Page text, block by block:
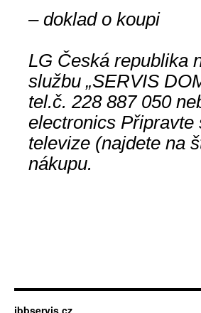
– doklad o koupi
LG Česká republika
službu „SERVIS
tel.č. 228 887 050
electronics
televize (najdete na
nákupu.
jbbservis.cz